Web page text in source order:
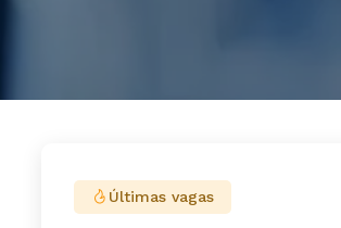
Últimas vagas